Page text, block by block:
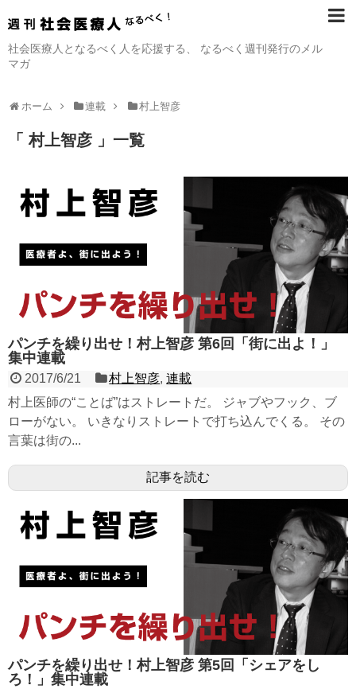
社会医療人となるべく人を応援する、 なるべく週刊発行のメル
マガ
ホーム 連載 村上智彦
「 村上智彦 」一覧
パンチを繰り出せ！村上智彦 第6回「街に出よ！」
集中連載
2017/6/21 村上智彦,連載
村上医師の“ことば”はストレートだ。 ジャブやフック、ブ
ローがない。 いきなりストレートで打ち込んでくる。 その
言葉は街の...
記事を読む
パンチを繰り出せ！村上智彦 第5回「シェアをし
ろ！」集中連載